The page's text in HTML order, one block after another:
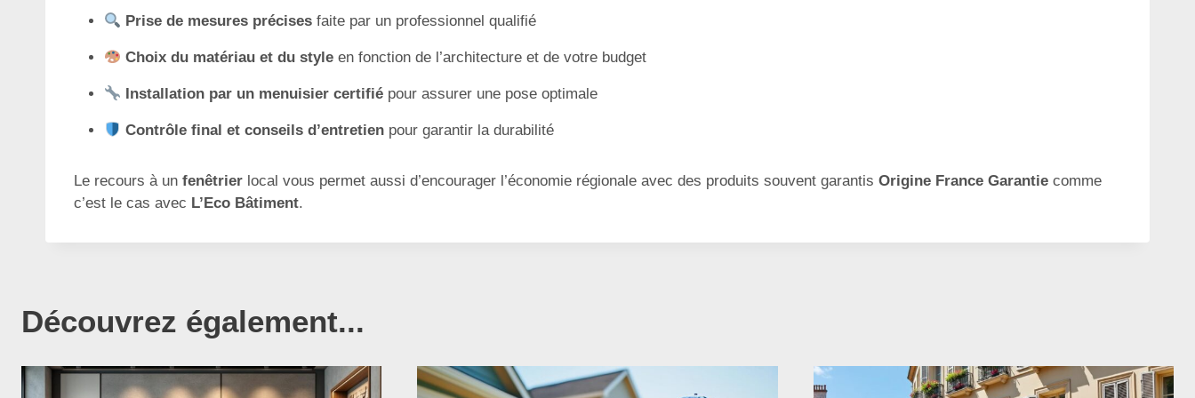
Prise de mesures précises faite par un professionnel qualifié
Choix du matériau et du style en fonction de l’architecture et de votre budget
Installation par un menuisier certifié pour assurer une pose optimale
Contrôle final et conseils d’entretien pour garantir la durabilité
Le recours à un fenêtrier local vous permet aussi d’encourager l’économie régionale avec des produits souvent garantis Origine France Garantie comme
c’est le cas avec L’Eco Bâtiment.
Découvrez également...